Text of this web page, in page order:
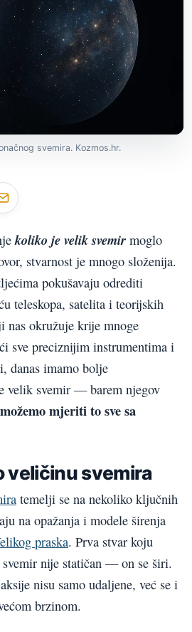
svemira. Kozmos.hr.
koliko je velik svemir moglo
stvarnost je mnogo složenija.
pokušavaju odrediti
teleskopa, satelita i teorijskih
nas okružuje krije mnoge
sve preciznijim instrumentima i
danas imamo bolje
velik svemir — barem njegov
mjeriti to sve sa
veličinu svemira
temelji se na nekoliko ključnih
na opažanja i modele širenja
praska. Prva stvar koju
nije statičan — on se širi.
nisu samo udaljene, već se i
brzinom.